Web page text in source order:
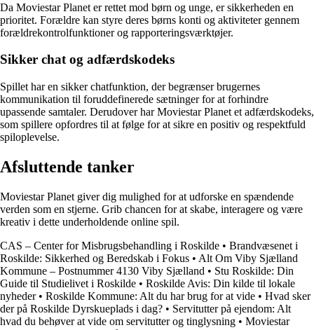
Da Moviestar Planet er rettet mod børn og unge, er sikkerheden en
prioritet. Forældre kan styre deres børns konti og aktiviteter gennem
forældrekontrolfunktioner og rapporteringsværktøjer.
Sikker chat og adfærdskodeks
Spillet har en sikker chatfunktion, der begrænser brugernes
kommunikation til foruddefinerede sætninger for at forhindre
upassende samtaler. Derudover har Moviestar Planet et adfærdskodeks,
som spillere opfordres til at følge for at sikre en positiv og respektfuld
spiloplevelse.
Afsluttende tanker
Moviestar Planet giver dig mulighed for at udforske en spændende
verden som en stjerne. Grib chancen for at skabe, interagere og være
kreativ i dette underholdende online spil.
CAS – Center for Misbrugsbehandling i Roskilde • Brandvæsenet i
Roskilde: Sikkerhed og Beredskab i Fokus • Alt Om Viby Sjælland
Kommune – Postnummer 4130 Viby Sjælland • Stu Roskilde: Din
Guide til Studielivet i Roskilde • Roskilde Avis: Din kilde til lokale
nyheder• Roskilde Kommune: Alt du har brug for at vide • Hvad sker
der på Roskilde Dyrskueplads i dag? • Servitutter på ejendom: Alt
hvad du behøver at vide om servitutter og tinglysning • Moviestar